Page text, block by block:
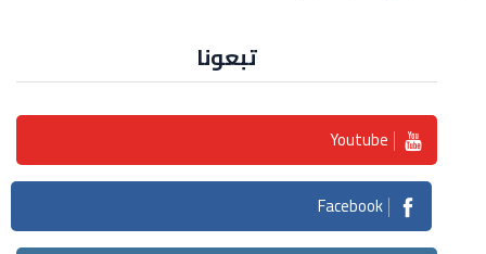
تبعونا
Youtube
Facebook